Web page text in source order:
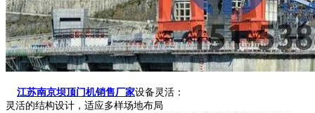
江苏南京坝顶门机销售厂家设备灵活：
灵活的结构设计，适应多样场地布局